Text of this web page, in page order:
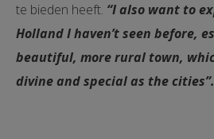
te bieden heeft. “I also want to
Holland I haven’t seen before,
beautiful, more rural town,
divine and special as the cities”.